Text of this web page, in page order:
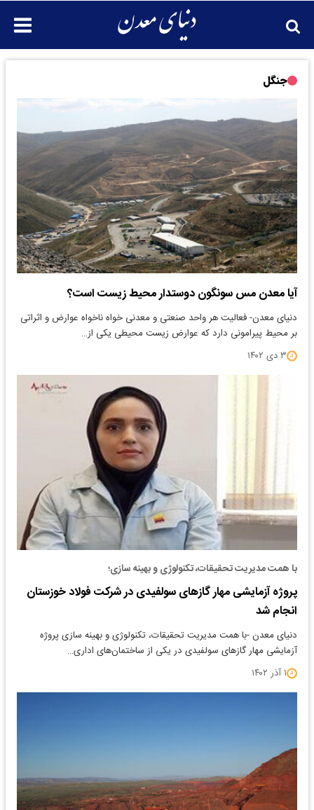
جنگل
آیا معدن مس سونگون دوستدار محیط زیست است؟
دنیای معدن- فعالیت هر واحد صنعتی و معدنی خواه ناخواه عوارض و اثراتی
بر محیط پیرامونی دارد که عوارض زیست محیطی یکی از…
۳ دی ۱۴۰۲
با همت مدیریت تحقیقات، تکنولوژی و بهینه سازی؛
پروژه آزمایشی مهار گازهای سولفیدی در شرکت فولاد خوزستان
انجام شد
دنیای معدن -با همت مدیریت تحقیقات، تکنولوژی و بهینه سازی پروژه
آزمایشی مهار گازهای سولفیدی در یکی از ساختمان‌های اداری…
۱ آذر ۱۴۰۲